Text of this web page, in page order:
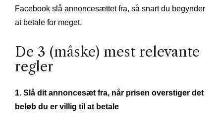
Facebook slå annoncesættet fra, så snart du begynder
at betale for meget.
De 3 (måske) mest relevante
regler
1. Slå dit annoncesæt fra, når prisen overstiger det
beløb du er villig til at betale